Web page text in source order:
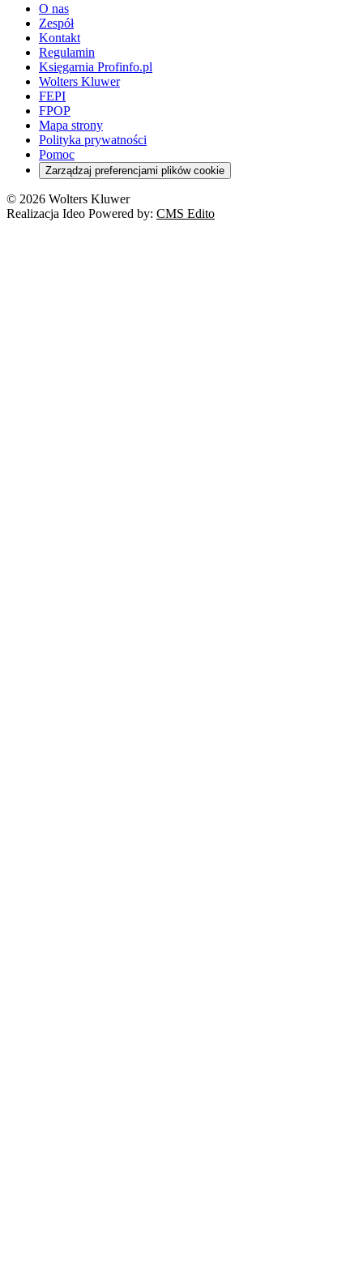
O nas
Zespół
Kontakt
Regulamin
Księgarnia Profinfo.pl
Wolters Kluwer
FEPI
FPOP
Mapa strony
Polityka prywatności
Pomoc
Zarządzaj preferencjami plików cookie
© 2026 Wolters Kluwer
Realizacja Ideo Powered by: CMS Edito